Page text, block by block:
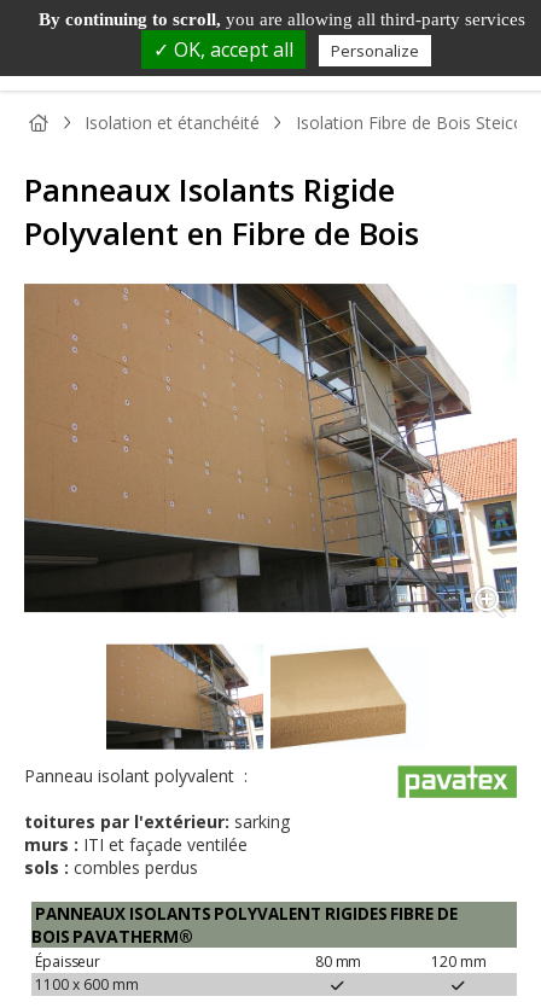
PANNEAU
PANNEAU
DÉCORATIF
PARQUET
ET SOL
STRATIFIÉ
BOIS DE
MENUISERIE
ET
Isolation et étanchéité Isolation Fibre de Bois Steico
Panneaux Isolants Rigide
Polyvalent en Fibre de Bois
Panneau isolant polyvalent :
toitures par l'extérieur: sarking
murs : ITI et façade ventilée
sols : combles perdus
PANNEAUX ISOLANTS POLYVALENT RIGIDES FIBRE DE
BOIS PAVATHERM®
Épaisseur 80 mm 120 mm
1100 x 600 mm
By continuing to scroll, you are allowing all third-party services
✓ OK, accept all Personalize